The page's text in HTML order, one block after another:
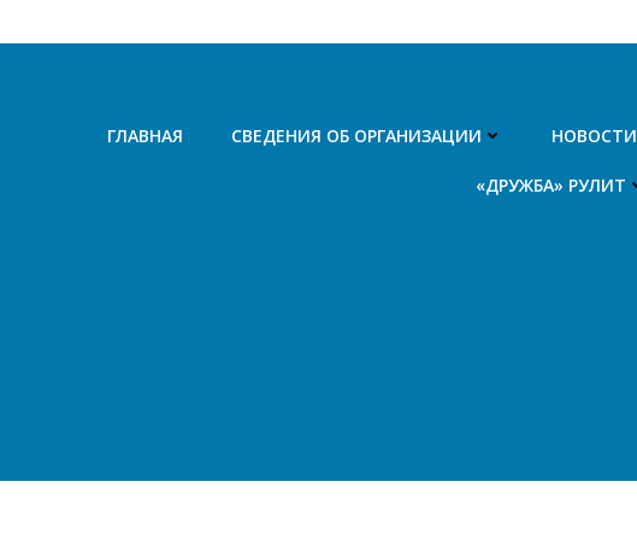
ГЛАВНАЯ СВЕДЕНИЯ ОБ ОРГАНИЗАЦИИ НОВОСТИ
«ДРУЖБА» РУЛИТ